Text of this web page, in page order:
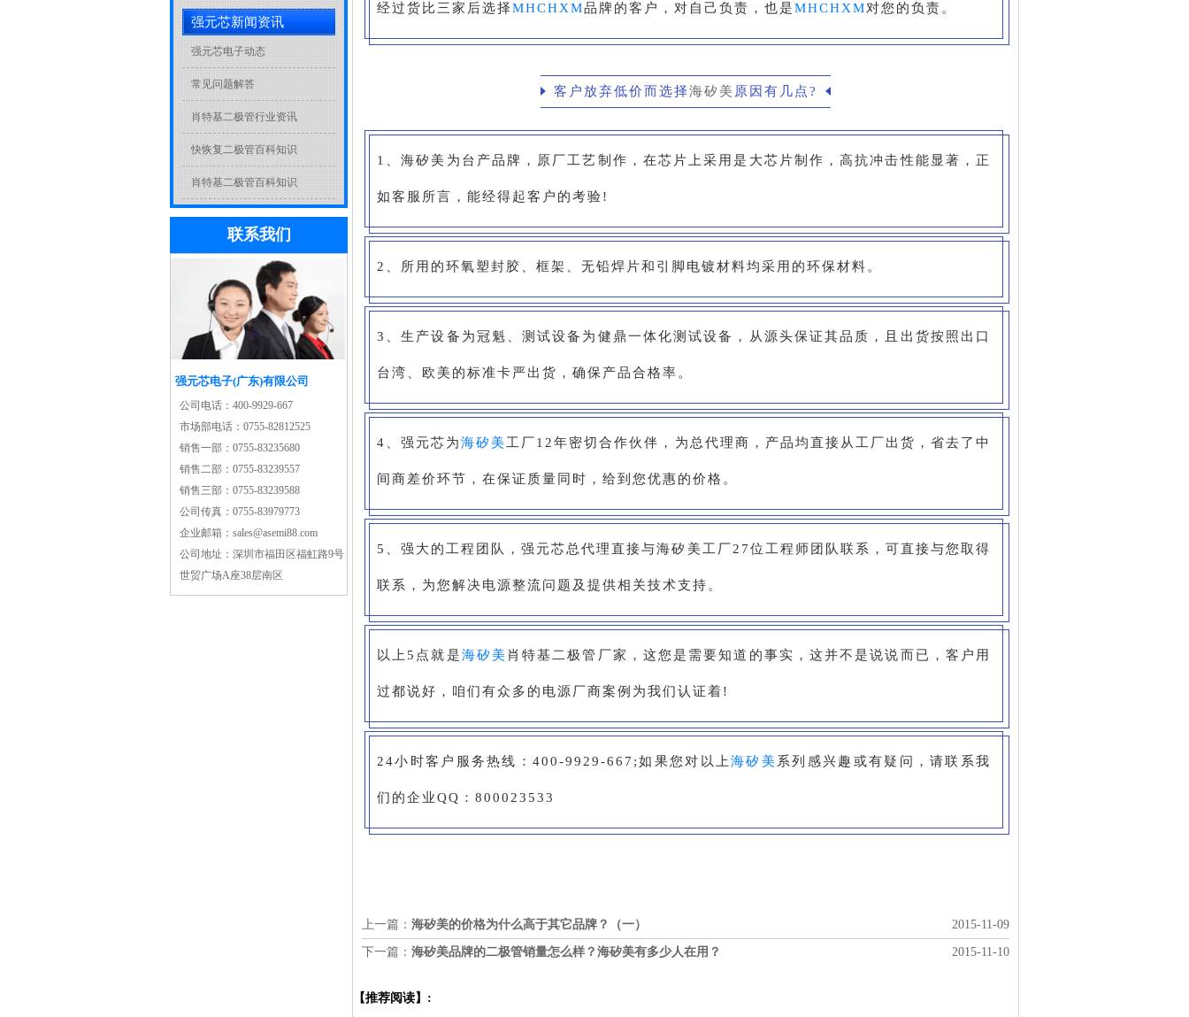
经过货比三家后选择MHCHXM品牌的客户，对自己负责，也是MHCHXM对您的负责。
客户放弃低价而选择海矽美 原因有几点?
1、海矽美为台产品牌，原厂工艺制作，在芯片上采用是大芯片制作，高抗冲击性能显著，正
如客服所言，能经得起客户的考验!
2、所用的环氧塑封胶、框架、无铅焊片和引脚电镀材料均采用的环保材料。
3、生产设备为冠魁、测试设备为健鼎一体化测试设备，从源头保证其品质，且出货按照出口
台湾、欧美的标准卡严出货，确保产品合格率。
4、强元芯为海矽美工厂12年密切合作伙伴，为总代理商，产品均直接从工厂出货，省去了中
间商差价环节，在保证质量同时，给到您优惠的价格。
5、强大的工程团队，强元芯总代理直接与海矽美工厂27位工程师团队联系，可直接与您取得
联系，为您解决电源整流问题及提供相关技术支持。
以上5点就是海矽美肖特基二极管厂家，这您是需要知道的事实，这并不是说说而已，客户用
过都说好，咱们有众多的电源厂商案例为我们认证着!
24小时客户服务热线：400-9929-667;如果您对以上海矽美系列感兴趣或有疑问，请联系我
们的企业QQ：800023533
上一篇： 海矽美的价格为什么高于其它品牌？（一） 2015-11-09
下一篇： 海矽美品牌的二极管销量怎么样？海矽美有多少人在用？ 2015-11-10
【推荐阅读】:
强元芯新闻资讯
强元芯电子动态
常见问题解答
肖特基二极管行业资讯
快恢复二极管百科知识
肖特基二极管百科知识
联系我们
强元芯电子(广东)有限公司
公司电话： 400-9929-667
市场部电话： 0755-82812525
销售一部： 0755-83235680
销售二部： 0755-83239557
销售三部： 0755-83239588
公司传真： 0755-83979773
企业邮箱： sales@asemi88.com
公司地址： 深圳市福田区福虹路9号
世贸广场A座38层南区